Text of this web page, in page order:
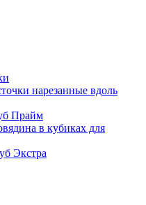
нарезанные вдоль
Прайм
в кубиках для
Экстра